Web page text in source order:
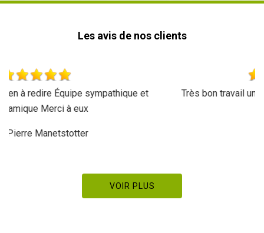
Les avis de nos clients
Très bon travail une équipe très sympa tarif réglo je
VOIR PLUS